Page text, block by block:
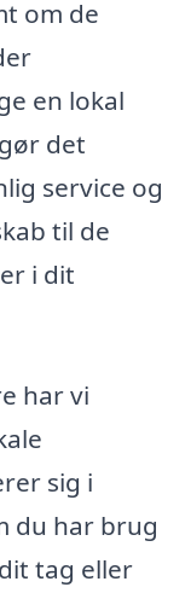
om de
en lokal
det
service og
til de
i dit
har vi
sig i
du har brug
tag eller